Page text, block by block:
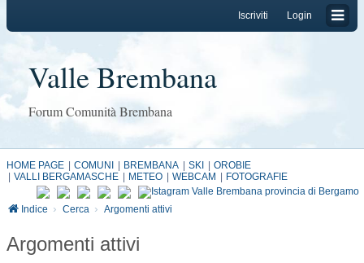
Login
Iscriviti
Valle Brembana
Forum Comunità Brembana
HOME PAGE COMUNI BREMBANA SKI
OROBIE
VALLI BERGAMASCHE
METEO WEBCAM FOTOGRAFIE
Indice Cerca Argomenti attivi
Argomenti attivi